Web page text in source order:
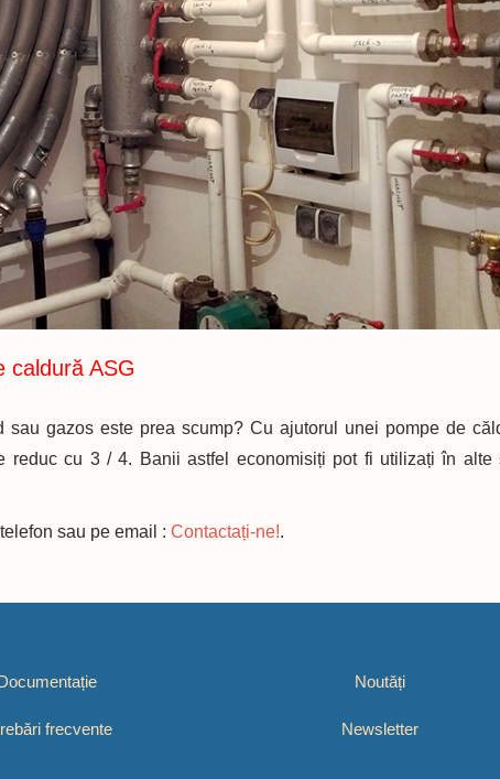
caldură ASG
gazos este prea scump? Cu ajutorul unei pompe de
reduc cu 3 / 4. Banii astfel economisiți pot fi utilizați în alte
sau pe email :Contactați-ne!.
frecvente
Noutăți
Newsletter